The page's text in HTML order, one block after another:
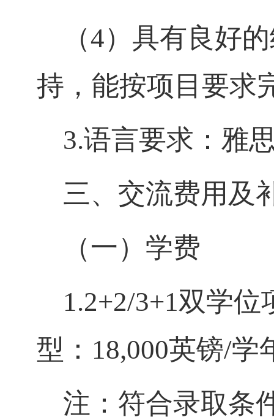
（4）具有良好
持，能按项目要求
3.语言要求： 雅
三、交流费用及
（一）学费
1.2+2/3+1双学
型：18,000英镑/学
注：符合录取条